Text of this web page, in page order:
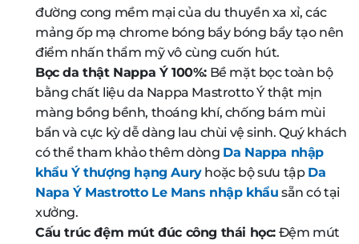
đường cong mềm mại của du thuyền xa xỉ, các
mảng ốp mạ chrome bóng bẩy bóng bẩy tạo nên
điểm nhấn thẩm mỹ vô cùng cuốn hút.
Bọc da thật Nappa Ý 100%: Bề mặt bọc toàn bộ
bằng chất liệu da Nappa Mastrotto Ý thật mịn
màng bồng bềnh, thoáng khí, chống bám mùi
bẩn và cực kỳ dễ dàng lau chùi vệ sinh. Quý khách
có thể tham khảo thêm dòng Da Nappa nhập
khẩu Ý thượng hạng Auryhoặc bộ sưu tập Da
Napa Ý Mastrotto Le Mans nhập khẩu sẵn có tại
xưởng.
Cấu trúc đệm mút đúc công thái học: Đệm mút